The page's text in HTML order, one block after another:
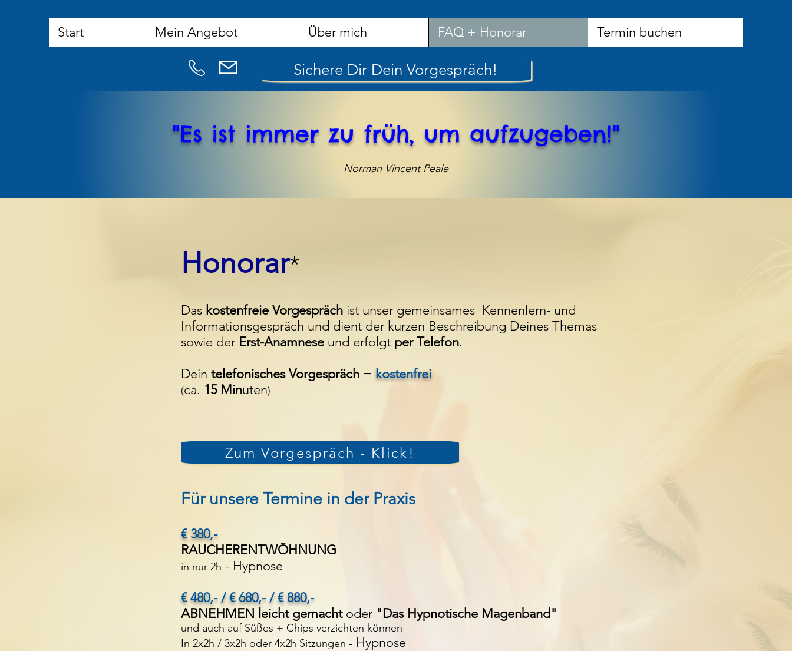
Start Mein Angebot Über mich FAQ + Honorar Termin buchen
Sichere Dir Dein Vorgespräch!
"Es ist immer zu früh, um aufzugeben!"
Norman Vincent Peale
Honorar*
Für unsere Termine in der Praxis
€ 380,-
RAUCHERENTWÖHNUNG
in nur 2h - Hypnose
€ 480,- / € 680,- / € 880,-
ABNEHMEN leicht gemachtoder "Das Hypnotische Magenband"
und auch auf Süßes + Chips verzichten können
In 2x2h / 3x2h oder 4x2h Sitzungen - Hypnose
Zum Vorgespräch - Klick!
Das kostenfreie Vorgespräch ist unser gemeinsames Kennenlern- und
Informationsgespräch und dient der kurzen Beschreibung Deines Themas
sowie der Erst-Anamnese und erfolgt per Telefon.
Dein telefonisches Vorgespräch = kostenfrei
(ca. 15 Minuten)